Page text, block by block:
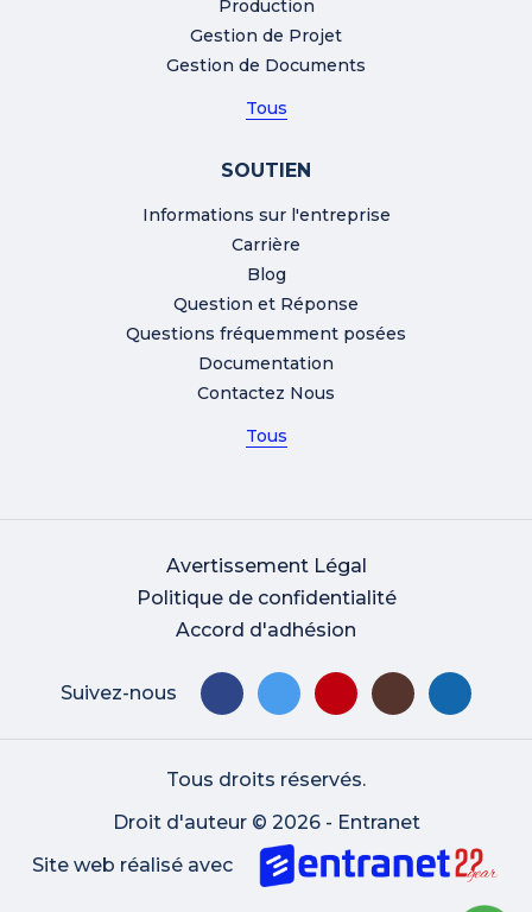
Production
Gestion de Projet
Gestion de Documents
Tous
SOUTIEN
Informations sur l'entreprise
Carrière
Blog
Question et Réponse
Questions fréquemment posées
Documentation
Contactez Nous
Tous
Avertissement Légal
Politique de confidentialité
Accord d'adhésion
Suivez-nous
Tous droits réservés.
Droit d'auteur © 2026 - Entranet
Site web réalisé avec